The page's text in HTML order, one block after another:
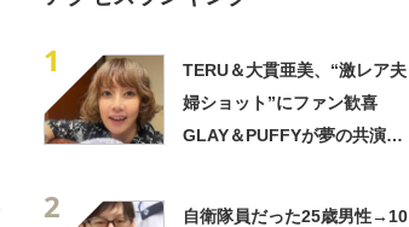
1
TERU＆大貫亜美、“激レア夫
婦ショット”にファン歓喜
GLAY＆PUFFYが夢の共演
2
自衛隊員だった25歳男性→10